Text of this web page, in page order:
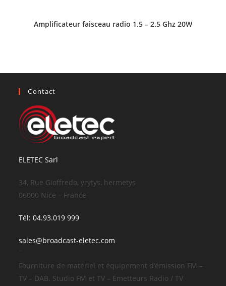
Amplificateur faisceau radio 1.5 – 2.5 Ghz 20W
Contact
ELETEC Sarl
34, Rue Gioffredo, yrytys, hermetys
06000 Nice – France
Tél: 04.93.019 999
sales@broadcast-eletec.com
¨
Fourniture de matériel et équipement d’émission FM –
TV – DAB. Studio FM et TV – Emetteurs Radio / TV